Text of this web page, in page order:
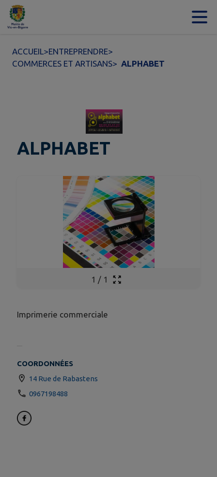
Contenu
ACCUEIL>ENTREPRENDRE>
COMMERCES ET ARTISANS> ALPHABET
ALPHABET
1 / 1
Imprimerie commerciale
COORDONNÉES
14 Rue de Rabastens
0967198488